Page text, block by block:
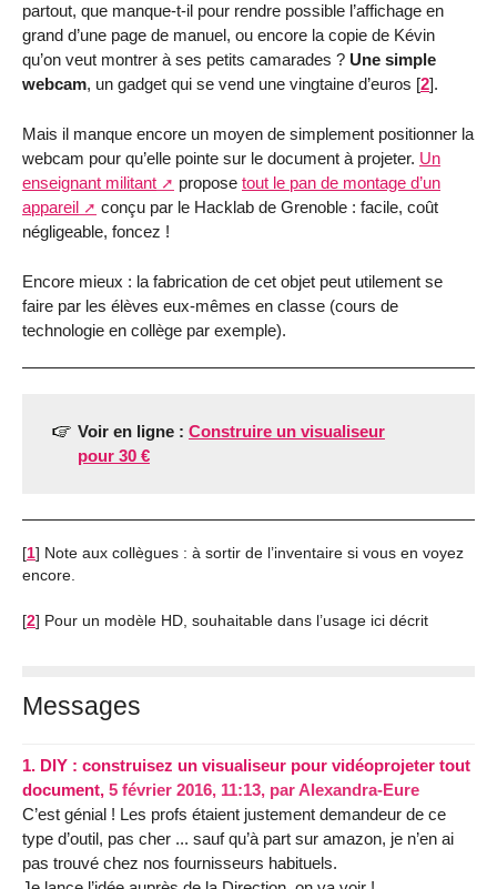
partout, que manque-t-il pour rendre possible l’affichage en
grand d’une page de manuel, ou encore la copie de Kévin
qu’on veut montrer à ses petits camarades ? Une simple
webcam, un gadget qui se vend une vingtaine d’euros [2].
Mais il manque encore un moyen de simplement positionner la
webcam pour qu’elle pointe sur le document à projeter. Un
enseignant militant
propose tout le pan de montage d’un
appareil
conçu par le Hacklab de Grenoble : facile, coût
négligeable, foncez !
Encore mieux : la fabrication de cet objet peut utilement se
faire par les élèves eux-mêmes en classe (cours de
technologie en collège par exemple).
Voir en ligne : Construire un visualiseur
pour 30 €
[1] Note aux collègues : à sortir de l’inventaire si vous en voyez
encore.
[2] Pour un modèle HD, souhaitable dans l’usage ici décrit
Messages
1. DIY : construisez un visualiseur pour vidéoprojeter tout
document, 5 février 2016, 11:13, parAlexandra-Eure
C’est génial ! Les profs étaient justement demandeur de ce
type d’outil, pas cher ... sauf qu’à part sur amazon, je n’en ai
pas trouvé chez nos fournisseurs habituels.